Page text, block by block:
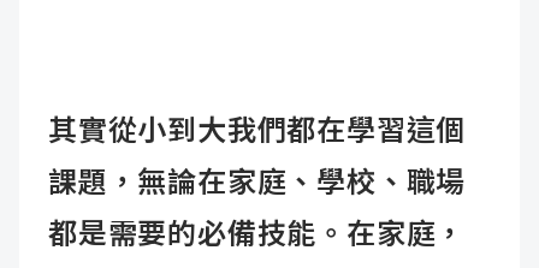
其實從小到大我們都在學習這個
課題，無論在家庭、學校、職場
都是需要的必備技能。在家庭，